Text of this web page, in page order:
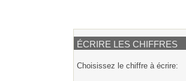
ÉCRIRE LES CHIFFRES
Choisissez le chiffre à écrire: